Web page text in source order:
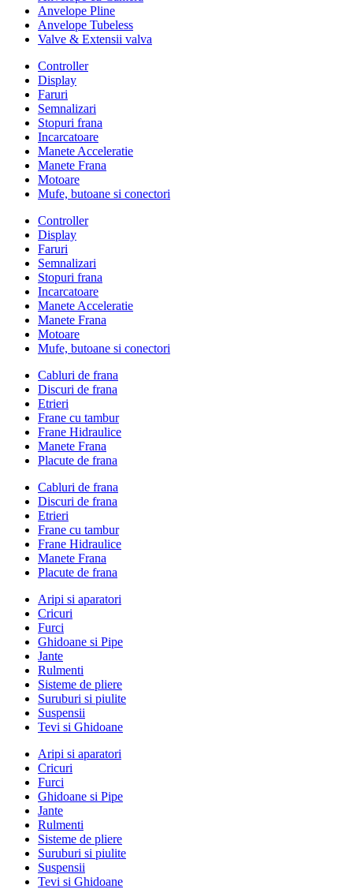
Anvelope Pline
Anvelope Tubeless
Valve & Extensii valva
Controller
Display
Faruri
Semnalizari
Stopuri frana
Incarcatoare
Manete Acceleratie
Manete Frana
Motoare
Mufe, butoane si conectori
Controller
Display
Faruri
Semnalizari
Stopuri frana
Incarcatoare
Manete Acceleratie
Manete Frana
Motoare
Mufe, butoane si conectori
Cabluri de frana
Discuri de frana
Etrieri
Frane cu tambur
Frane Hidraulice
Manete Frana
Placute de frana
Cabluri de frana
Discuri de frana
Etrieri
Frane cu tambur
Frane Hidraulice
Manete Frana
Placute de frana
Aripi si aparatori
Cricuri
Furci
Ghidoane si Pipe
Jante
Rulmenti
Sisteme de pliere
Suruburi si piulite
Suspensii
Tevi si Ghidoane
Aripi si aparatori
Cricuri
Furci
Ghidoane si Pipe
Jante
Rulmenti
Sisteme de pliere
Suruburi si piulite
Suspensii
Tevi si Ghidoane